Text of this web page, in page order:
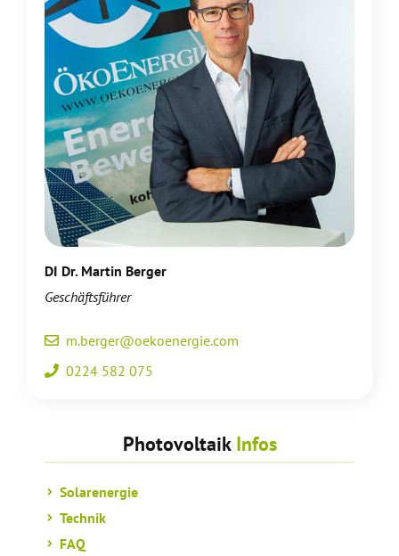
DI Dr. Martin Berger
Geschäftsführer
m.berger@oekoenergie.com
0224 582 075
Photovoltaik Infos
Solarenergie
Technik
FAQ